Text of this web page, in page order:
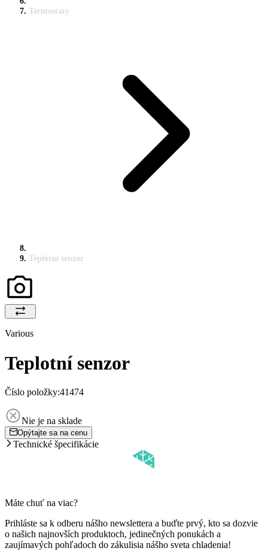
Termostaty
Teplotní senzor
Various
Teplotní senzor
Číslo položky:41474
Nie je na sklade
Opýtajte sa na cenu
Technické špecifikácie
Máte chuť na viac?
Prihláste sa k odberu nášho newslettera a buďte prvý, kto sa dozvie
o našich najnovších produktoch, jedinečných ponukách a
zaujímavých pohľadoch do zákulisia nášho sveta chladenia!